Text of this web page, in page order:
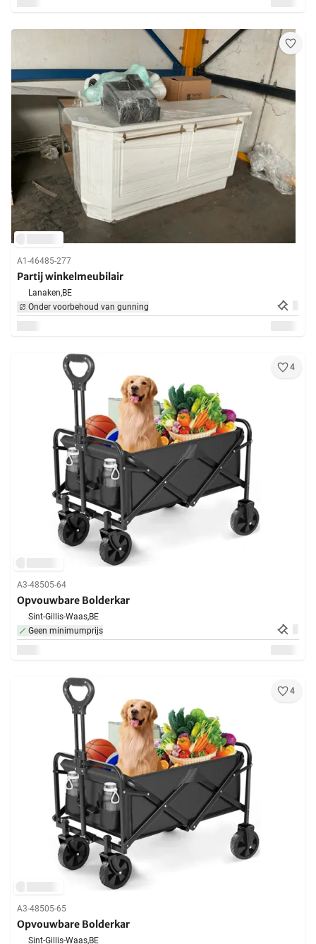
A1-46485-277
Partij winkelmeubilair
Lanaken,BE
Onder voorbehoud van gunning
4
A3-48505-64
Opvouwbare Bolderkar
Sint-Gillis-Waas,BE
Geen minimumprijs
4
A3-48505-65
Opvouwbare Bolderkar
Sint-Gillis-Waas,BE